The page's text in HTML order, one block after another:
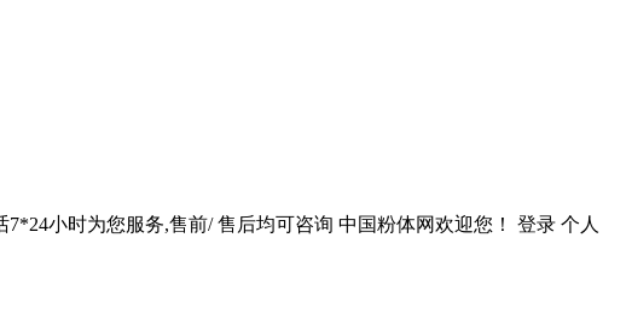
小时为您服务,售前/ 售后均可咨询 中国粉体网欢迎您！ 登录 个人